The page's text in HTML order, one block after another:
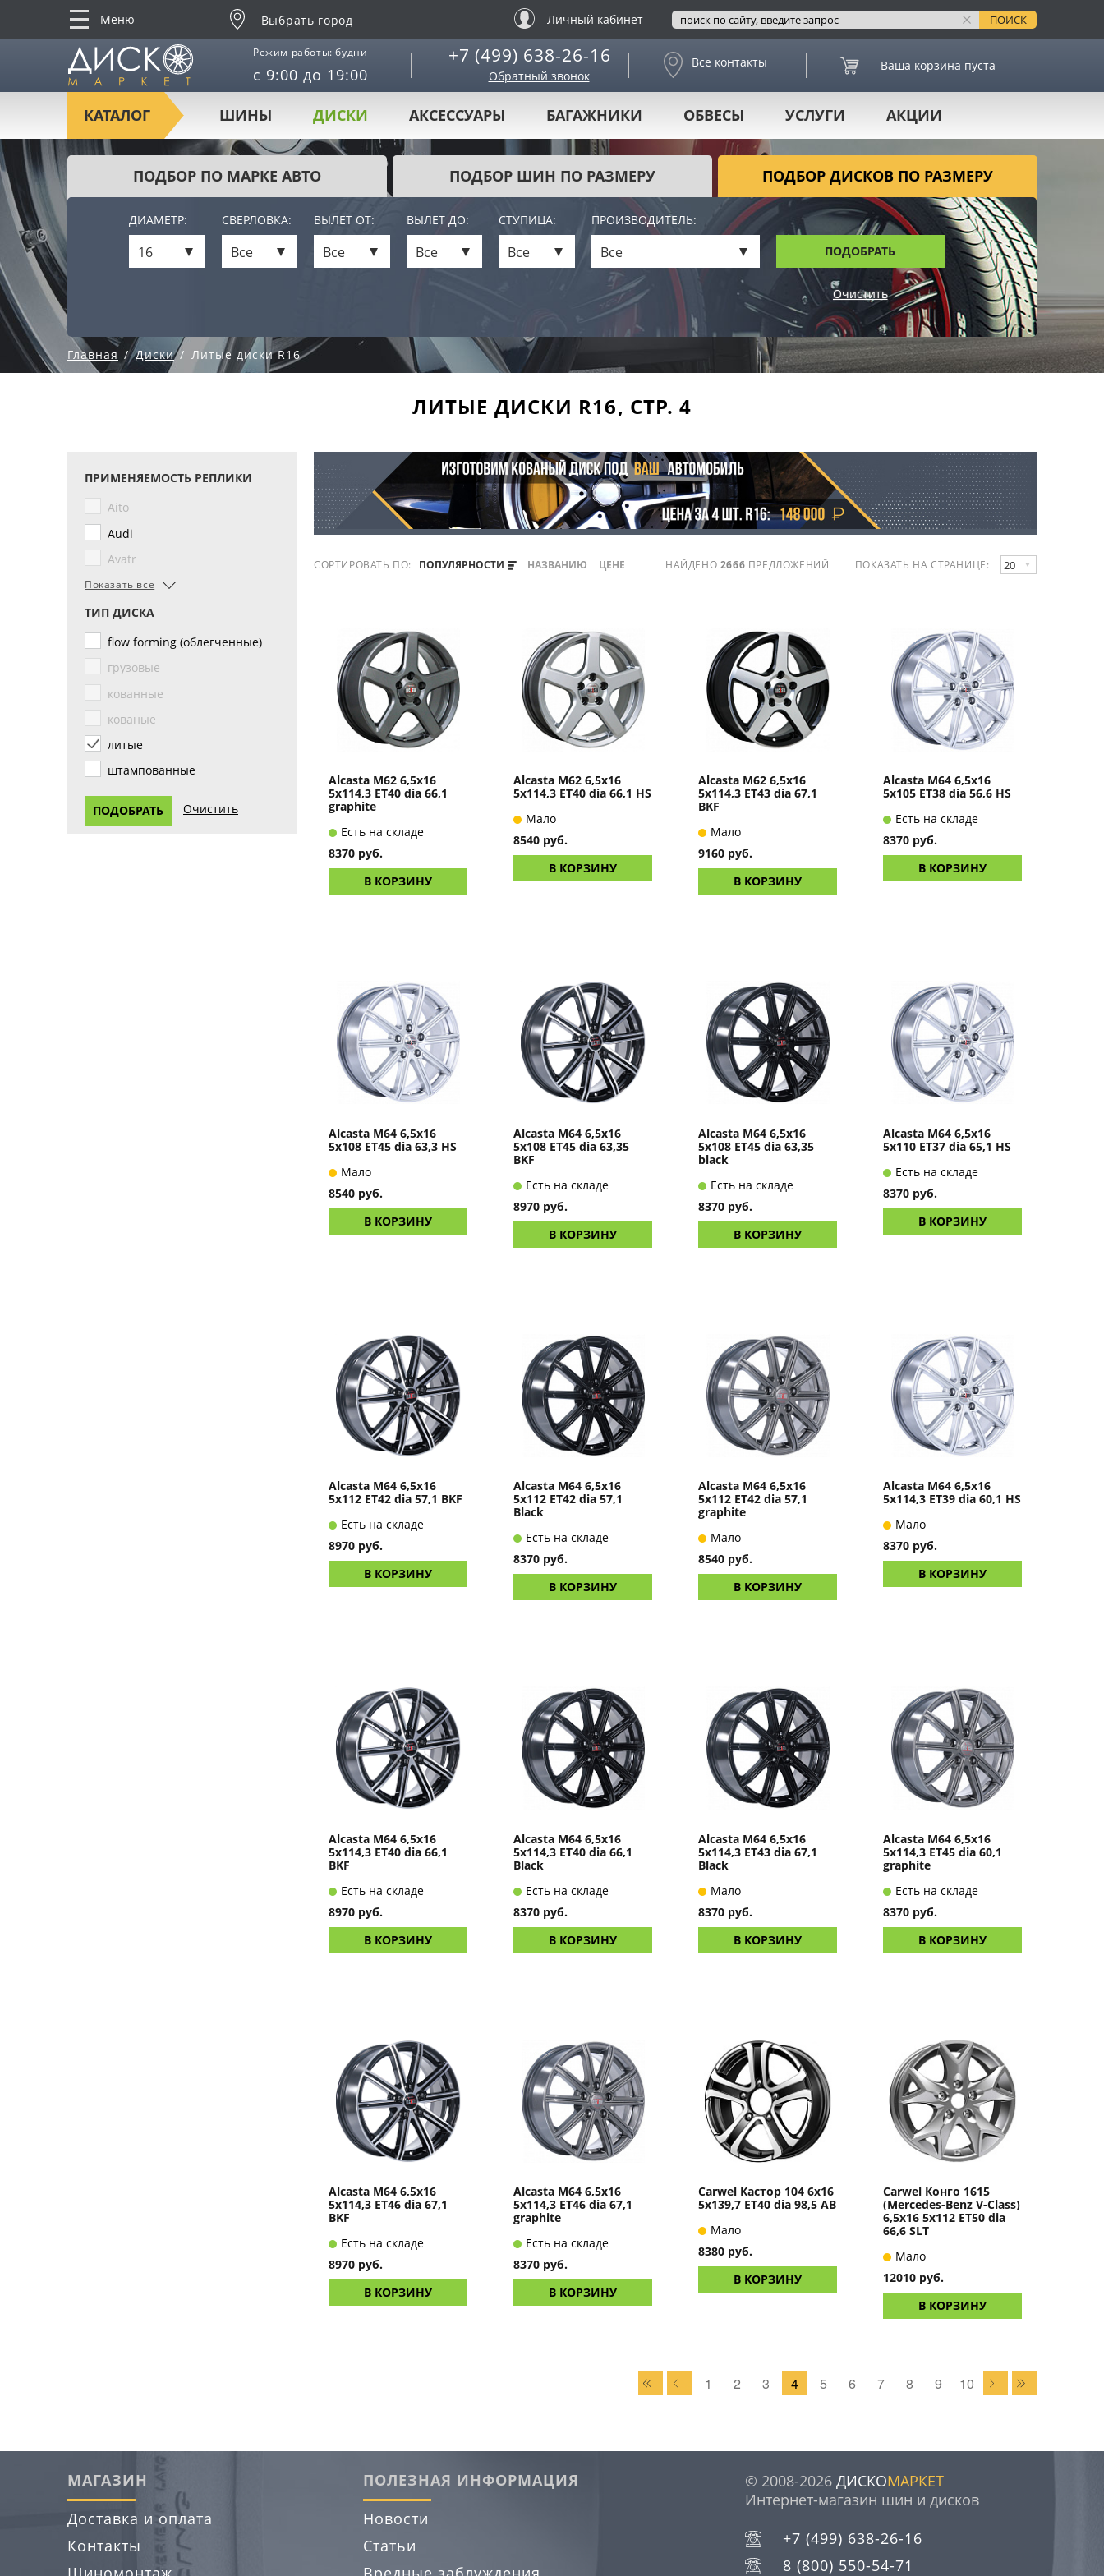
Меню Выбрать город Личный кабинет
Режим работы: будни
с 9:00 до 19:00
+7 (499) 638-26-16
Обратный звонок
Все контакты Ваша корзина пуста
КАТАЛОГ ШИНЫ ДИСКИ АКСЕССУАРЫ БАГАЖНИКИ ОБВЕСЫ УСЛУГИ АКЦИИ
ПОДБОР ПО МАРКЕ АВТО ПОДБОР ШИН ПО РАЗМЕРУ ПОДБОР ДИСКОВ ПО РАЗМЕРУ
ДИАМЕТР: СВЕРЛОВКА: ВЫЛЕТ ОТ: ВЫЛЕТ ДО: СТУПИЦА: ПРОИЗВОДИТЕЛЬ:
16 Все Все Все Все Все ПОДОБРАТЬ
Главная Диски Литые диски R16
ЛИТЫЕ ДИСКИ R16, СТР. 4
ПРИМЕНЯЕМОСТЬ РЕПЛИКИ
Aito
Audi
Avatr
Показать все
ТИП ДИСКА
flow forming (облегченные)
грузовые
кованные
кованые
литые
штампованные
СОРТИРОВАТЬ ПО: ПОПУЛЯРНОСТИ НАЗВАНИЮ ЦЕНЕ НАЙДЕНО 2666 ПРЕДЛОЖЕНИЙ ПОКАЗАТЬ НА СТРАНИЦЕ: 20
Alcasta M62 6,5x16
5x114,3 ET40 dia 66,1
graphite
Есть на складе
8370 руб.
В КОРЗИНУ
Alcasta M62 6,5x16
5x114,3 ET40 dia 66,1 HS
Мало
8540 руб.
В КОРЗИНУ
Alcasta M62 6,5x16
5x114,3 ET43 dia 67,1
BKF
Мало
9160 руб.
В КОРЗИНУ
Alcasta M64 6,5x16
5x105 ET38 dia 56,6 HS
Есть на складе
8370 руб.
В КОРЗИНУ
Alcasta M64 6,5x16
5x108 ET45 dia 63,3 HS
Мало
8540 руб.
В КОРЗИНУ
Alcasta M64 6,5x16
5x108 ET45 dia 63,35
BKF
Есть на складе
8970 руб.
В КОРЗИНУ
Alcasta M64 6,5x16
5x108 ET45 dia 63,35
black
Есть на складе
8370 руб.
В КОРЗИНУ
Alcasta M64 6,5x16
5x110 ET37 dia 65,1 HS
Есть на складе
8370 руб.
В КОРЗИНУ
Alcasta M64 6,5x16
5x112 ET42 dia 57,1 BKF
Есть на складе
8970 руб.
В КОРЗИНУ
Alcasta M64 6,5x16
5x112 ET42 dia 57,1
Black
Есть на складе
8370 руб.
В КОРЗИНУ
Alcasta M64 6,5x16
5x112 ET42 dia 57,1
graphite
Мало
8540 руб.
В КОРЗИНУ
Alcasta M64 6,5x16
5x114,3 ET39 dia 60,1 HS
Мало
8370 руб.
В КОРЗИНУ
Alcasta M64 6,5x16
5x114,3 ET40 dia 66,1
BKF
Есть на складе
8970 руб.
В КОРЗИНУ
Alcasta M64 6,5x16
5x114,3 ET40 dia 66,1
Black
Есть на складе
8370 руб.
В КОРЗИНУ
Alcasta M64 6,5x16
5x114,3 ET43 dia 67,1
Black
Мало
8370 руб.
В КОРЗИНУ
Alcasta M64 6,5x16
5x114,3 ET45 dia 60,1
graphite
Есть на складе
8370 руб.
В КОРЗИНУ
Alcasta M64 6,5x16
5x114,3 ET46 dia 67,1
BKF
Есть на складе
8970 руб.
В КОРЗИНУ
Alcasta M64 6,5x16
5x114,3 ET46 dia 67,1
graphite
Есть на складе
8370 руб.
В КОРЗИНУ
Carwel Кастор 104 6x16
5x139,7 ET40 dia 98,5 AB
Мало
8380 руб.
В КОРЗИНУ
Carwel Конго 1615
(Mercedes-Benz V-Class)
6,5x16 5x112 ET50 dia
66,6 SLT
Мало
12010 руб.
В КОРЗИНУ
1 2 3 4 5 6 7 8 9 10
МАГАЗИН
Доставка и оплата
Контакты
ПОЛЕЗНАЯ ИНФОРМАЦИЯ
Новости
Статьи
© 2008-2026 ДИСКОМАРКЕТ
Интернет-магазин шин и дисков
+7 (499) 638-26-16
8 (800) 550-54-71